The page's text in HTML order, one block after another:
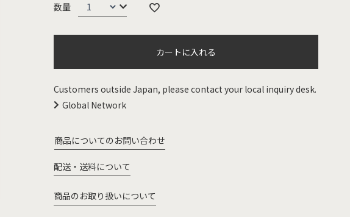
カートに入れる
Customers outside Japan, please contact your local inquiry desk.
Global Network
商品についてのお問い合わせ
配送・送料について
商品のお取り扱いについて